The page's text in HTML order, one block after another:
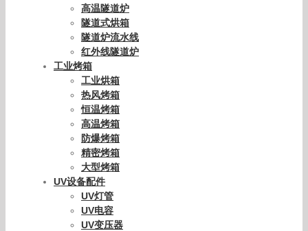
高温隧道炉
隧道式烘箱
隧道炉流水线
红外线隧道炉
工业烤箱
工业烘箱
热风烤箱
恒温烤箱
高温烤箱
防爆烤箱
精密烤箱
大型烤箱
UV设备配件
UV灯管
UV电容
UV变压器